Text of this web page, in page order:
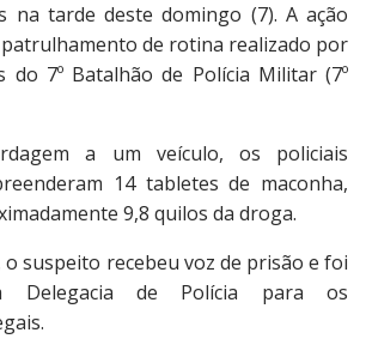
na tarde deste domingo (7). A ação
de rotina realizado por
do 7º Batalhão de Polícia Militar (7º
a um veículo, os policiais
14 tabletes de maconha,
9,8 quilos da droga.
suspeito recebeu voz de prisão e foi
Delegacia de Polícia para os